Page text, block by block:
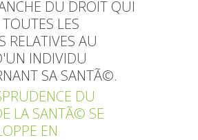
DU DROIT QUI
LES
RELATIVES AU
INDIVIDU
SA SANTÃ©.
DU
LA SANTÃ© SE
EN